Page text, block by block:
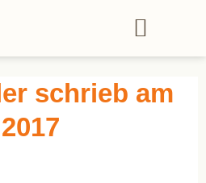
schrieb am